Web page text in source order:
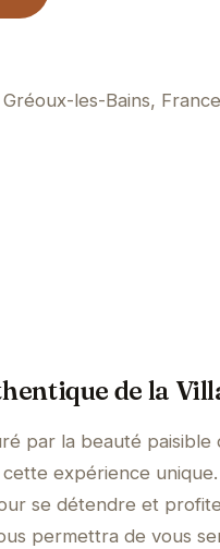
les-Bains, France
de la
par la beauté paisible
expérience
se détendre et
permettra de vous